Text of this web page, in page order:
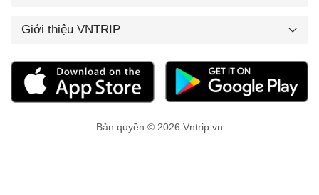
Giới thiệu VNTRIP
Bản quyền © 2026 Vntrip.vn